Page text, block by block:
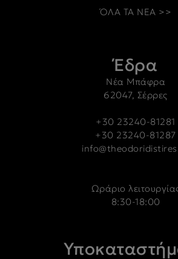
ΌΛΑ ΤΑ ΝΕΑ >>
Έδρα
Νέα Μπάφρα
62047, Σέρρες
+30 23240-81281
+30 23240-81287
Ωράριο
8:30-18:00